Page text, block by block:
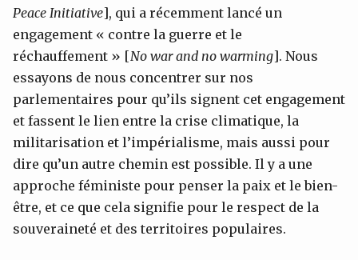
Peace Initiative], qui a récemment lancé un
engagement « contre la guerre et le
réchauffement » [No war and no warming]. Nous
essayons de nous concentrer sur nos
parlementaires pour qu’ils signent cet engagement
et fassent le lien entre la crise climatique, la
militarisation et l’impérialisme, mais aussi pour
dire qu’un autre chemin est possible. Il y a une
approche féministe pour penser la paix et le bien-
être, et ce que cela signifie pour le respect de la
souveraineté et des territoires populaires.